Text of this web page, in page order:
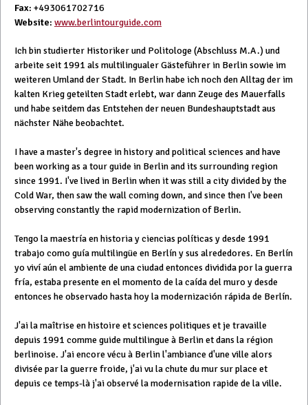
Fax: +493061702716
Website: www.berlintourguide.com
Ich bin studierter Historiker und Politologe (Abschluss M.A.) und
arbeite seit 1991 als multilingualer Gästeführer in Berlin sowie im
weiteren Umland der Stadt. In Berlin habe ich noch den Alltag der im
kalten Krieg geteilten Stadt erlebt, war dann Zeuge des Mauerfalls
und habe seitdem das Entstehen der neuen Bundeshauptstadt aus
nächster Nähe beobachtet.
I have a master's degree in history and political sciences and have
been working as a tour guide in Berlin and its surrounding region
since 1991. I've lived in Berlin when it was still a city divided by the
Cold War, then saw the wall coming down, and since then I've been
observing constantly the rapid modernization of Berlin.
Tengo la maestría en historia y ciencias políticas y desde 1991
trabajo como guía multilingüe en Berlín y sus alrededores. En Berlín
yo viví aún el ambiente de una ciudad entonces dividida por la guerra
fría, estaba presente en el momento de la caída del muro y desde
entonces he observado hasta hoy la modernización rápida de Berlín.
J'ai la maîtrise en histoire et sciences politiques et je travaille
depuis 1991 comme guide multilingue à Berlin et dans la région
berlinoise. J'ai encore vécu à Berlin l'ambiance d'une ville alors
divisée par la guerre froide, j'ai vu la chute du mur sur place et
depuis ce temps-là j'ai observé la modernisation rapide de la ville.